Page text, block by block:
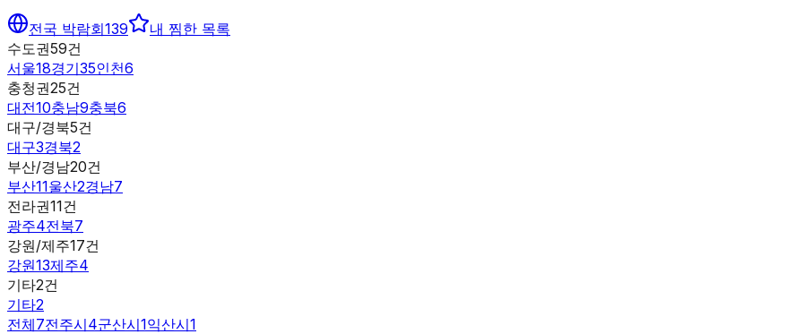
전국 박람회139
내 찜한 목록
수도권59건
서울18경기35인천6
충청권25건
대전10충남9충북6
대구/경북5건
대구3경북2
부산/경남20건
부산11울산2경남7
전라권11건
광주4전북7
강원/제주17건
강원13제주4
기타2건
기타2
전체7전주시4군산시1익산시1